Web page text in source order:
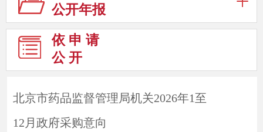
公开年报
依 申 请
公 开
北京市药品监督管理局机关2026年1至
12月政府采购意向